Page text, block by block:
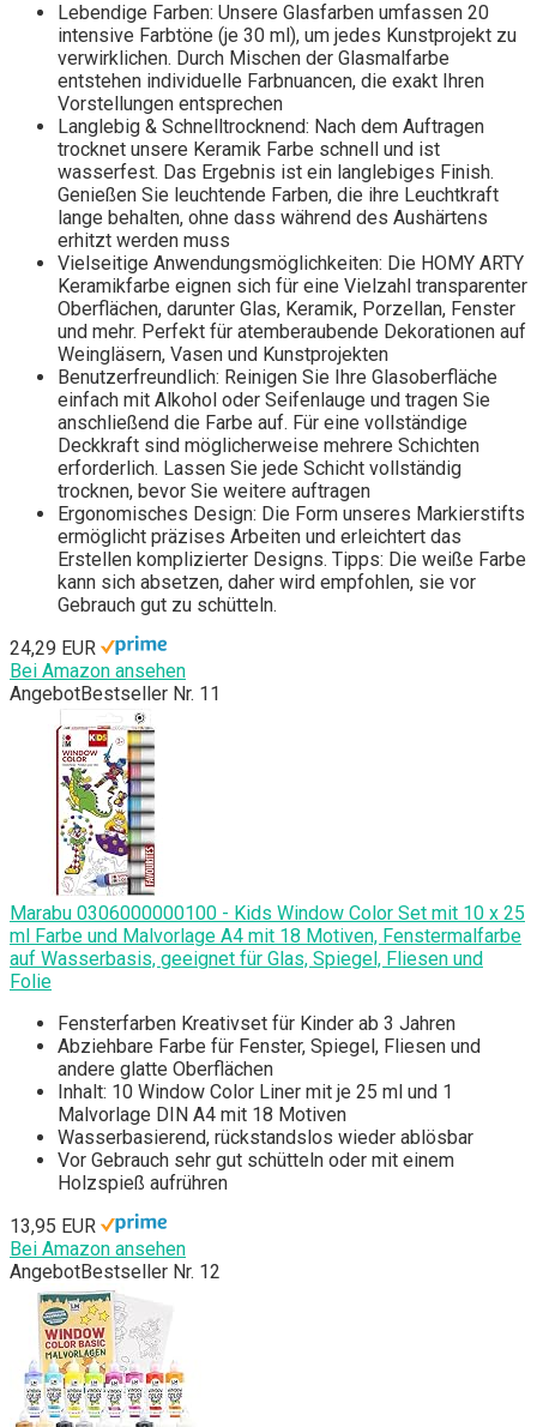
Lebendige Farben: Unsere Glasfarben umfassen 20
intensive Farbtöne (je 30 ml), um jedes Kunstprojekt zu
verwirklichen. Durch Mischen der Glasmalfarbe
entstehen individuelle Farbnuancen, die exakt Ihren
Vorstellungen entsprechen
Langlebig & Schnelltrocknend: Nach dem Auftragen
trocknet unsere Keramik Farbe schnell und ist
wasserfest. Das Ergebnis ist ein langlebiges Finish.
Genießen Sie leuchtende Farben, die ihre Leuchtkraft
lange behalten, ohne dass während des Aushärtens
erhitzt werden muss
Vielseitige Anwendungsmöglichkeiten: Die HOMY ARTY
Keramikfarbe eignen sich für eine Vielzahl transparenter
Oberflächen, darunter Glas, Keramik, Porzellan, Fenster
und mehr. Perfekt für atemberaubende Dekorationen auf
Weingläsern, Vasen und Kunstprojekten
Benutzerfreundlich: Reinigen Sie Ihre Glasoberfläche
einfach mit Alkohol oder Seifenlauge und tragen Sie
anschließend die Farbe auf. Für eine vollständige
Deckkraft sind möglicherweise mehrere Schichten
erforderlich. Lassen Sie jede Schicht vollständig
trocknen, bevor Sie weitere auftragen
Ergonomisches Design: Die Form unseres Markierstifts
ermöglicht präzises Arbeiten und erleichtert das
Erstellen komplizierter Designs. Tipps: Die weiße Farbe
kann sich absetzen, daher wird empfohlen, sie vor
Gebrauch gut zu schütteln.
24,29 EUR
Bei Amazon ansehen
AngebotBestseller Nr. 11
Marabu 0306000000100 - Kids Window Color Set mit 10 x 25
ml Farbe und Malvorlage A4 mit 18 Motiven, Fenstermalfarbe
auf Wasserbasis, geeignet für Glas, Spiegel, Fliesen und
Folie
Fensterfarben Kreativset für Kinder ab 3 Jahren
Abziehbare Farbe für Fenster, Spiegel, Fliesen und
andere glatte Oberflächen
Inhalt: 10 Window Color Liner mit je 25 ml und 1
Malvorlage DIN A4 mit 18 Motiven
Wasserbasierend, rückstandslos wieder ablösbar
Vor Gebrauch sehr gut schütteln oder mit einem
Holzspieß aufrühren
13,95 EUR
Bei Amazon ansehen
AngebotBestseller Nr. 12